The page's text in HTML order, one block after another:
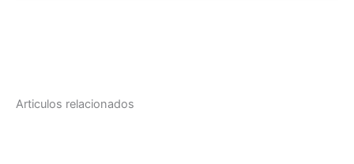
Articulos relacionados